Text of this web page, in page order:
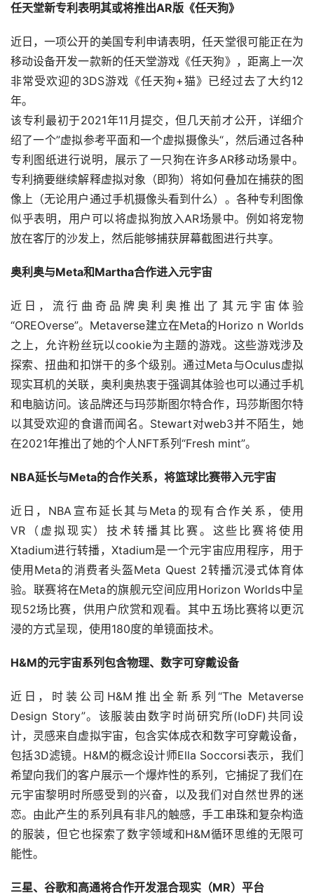
任天堂新专利表明其或将推出AR版《任天狗》
近日，一项公开的美国专利申请表明，任天堂很可能正在为
移动设备开发一款新的任天堂游戏《任天狗》，距离上一次
非常受欢迎的3DS游戏《任天狗+猫》已经过去了大约12
年。
该专利最初于2021年11月提交，但几天前才公开，详细介
绍了一个”虚拟参考平面和一个虚拟摄像头“，然后通过各种
专利图纸进行说明，展示了一只狗在许多AR移动场景中。
专利摘要继续解释虚拟对象（即狗）将如何叠加在捕获的图
像上（无论用户通过手机摄像头看到什么）。各种专利图像
似乎表明，用户可以将虚拟狗放入AR场景中。例如将宠物
放在客厅的沙发上，然后能够捕获屏幕截图进行共享。
奥利奥与Meta和Martha合作进入元宇宙
近日，流行曲奇品牌奥利奥推出了其元宇宙体验
“OREOverse”。Metaverse建立在Meta的Horizo n Worlds
之上，允许粉丝玩以cookie为主题的游戏。这些游戏涉及
探索、扭曲和扣饼干的多个级别。通过Meta与Oculus虚拟
现实耳机的关联，奥利奥热衷于强调其体验也可以通过手机
和电脑访问。该品牌还与玛莎斯图尔特合作，玛莎斯图尔特
以其受欢迎的食谱而闻名。Stewart对web3并不陌生，她
在2021年推出了她的个人NFT系列“Fresh mint”。
NBA延长与Meta的合作关系，将篮球比赛带入元宇宙
近日，NBA宣布延长其与Meta的现有合作关系，使用
VR（虚拟现实）技术转播其比赛。这些比赛将使用
Xtadium进行转播，Xtadium是一个元宇宙应用程序，用于
使用Meta的消费者头盔Meta Quest 2转播沉浸式体育体
验。联赛将在Meta的旗舰元空间应用Horizon Worlds中呈
现52场比赛，供用户欣赏和观看。其中五场比赛将以更沉
浸的方式呈现，使用180度的单镜面技术。
H&M的元宇宙系列包含物理、数字可穿戴设备
近日，时装公司H&M推出全新系列“The Metaverse
Design Story”。该服装由数字时尚研究所(IoDF)共同设
计，灵感来自虚拟宇宙，包含实体成衣和数字可穿戴设备，
包括3D滤镜。H&M的概念设计师Ella Soccorsi表示，我们
希望向我们的客户展示一个爆炸性的系列，它捕捉了我们在
元宇宙黎明时所感受到的兴奋，以及我们对自然世界的迷
恋。由此产生的系列具有非凡的触感，手工串珠和复杂构造
的服装，但它也探索了数字领域和H&M循环思维的无限可
能性。
三星、谷歌和高通将合作开发混合现实（MR）平台